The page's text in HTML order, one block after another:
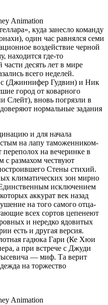
Animation
куда занесло команду
один час равнялся семи
воздействие черной
находится где-то
десять лет в мире
всего неделей.
(Джиннифер Гудвин) и Ник
город от коварного
Слейт), вновь погрязли в
нормальные задания
и для начала
на лапу таможенником-
переполох на вечеринке в
с размахом чествуют
Стены стихий.
климатических зон мирно
исключением
аккурат век назад
на того самого отца-
всех сортов цепенеют
и нередко ядовитых
есть и другая версия.
гадюка Гари (Ке Хюи
а при встрече с Джуди
— миф. Та верит
на торжество
Animation